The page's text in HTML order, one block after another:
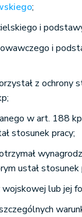
;
i
i
z ochrony
w art. 188
stosunek pracy;
ustał stosunek
lub jej